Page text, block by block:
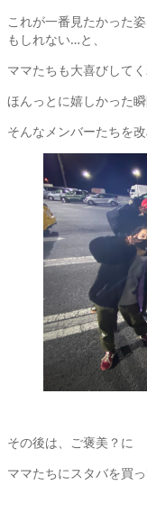
これが一番見たかった
もしれない…と、
ママたちも大喜びしてく
ほんっとに嬉しかった瞬
そんなメンバーたちを改
その後は、ご褒美？に
ママたちにスタバを買